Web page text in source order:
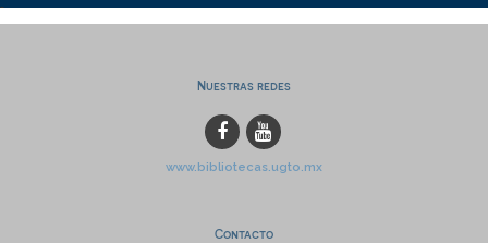
Nuestras redes
www.bibliotecas.ugto.mx
Contacto